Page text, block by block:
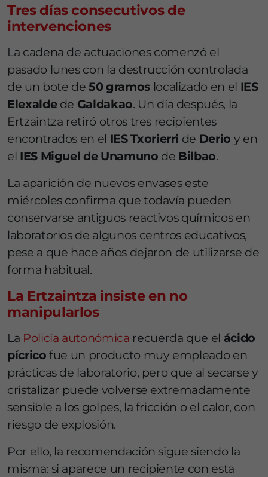
Tres días consecutivos de
intervenciones
La cadena de actuaciones comenzó el
pasado lunes con la destrucción controlada
de un bote de50 gramoslocalizado en el IES
Elexaldede Galdakao. Un día después, la
Ertzaintza retiró otros tres recipientes
encontrados en el IES Txorierri de Derio y en
el IES Miguel de Unamuno de Bilbao.
La aparición de nuevos envases este
miércoles confirma que todavía pueden
conservarse antiguos reactivos químicos en
laboratorios de algunos centros educativos,
pese a que hace años dejaron de utilizarse de
forma habitual.
La Ertzaintza insiste en no
manipularlos
La Policía autonómica recuerda que el ácido
pícrico fue un producto muy empleado en
prácticas de laboratorio, pero que al secarse y
cristalizar puede volverse extremadamente
sensible a los golpes, la fricción o el calor, con
riesgo de explosión.
Por ello, la recomendación sigue siendo la
misma: si aparece un recipiente con esta